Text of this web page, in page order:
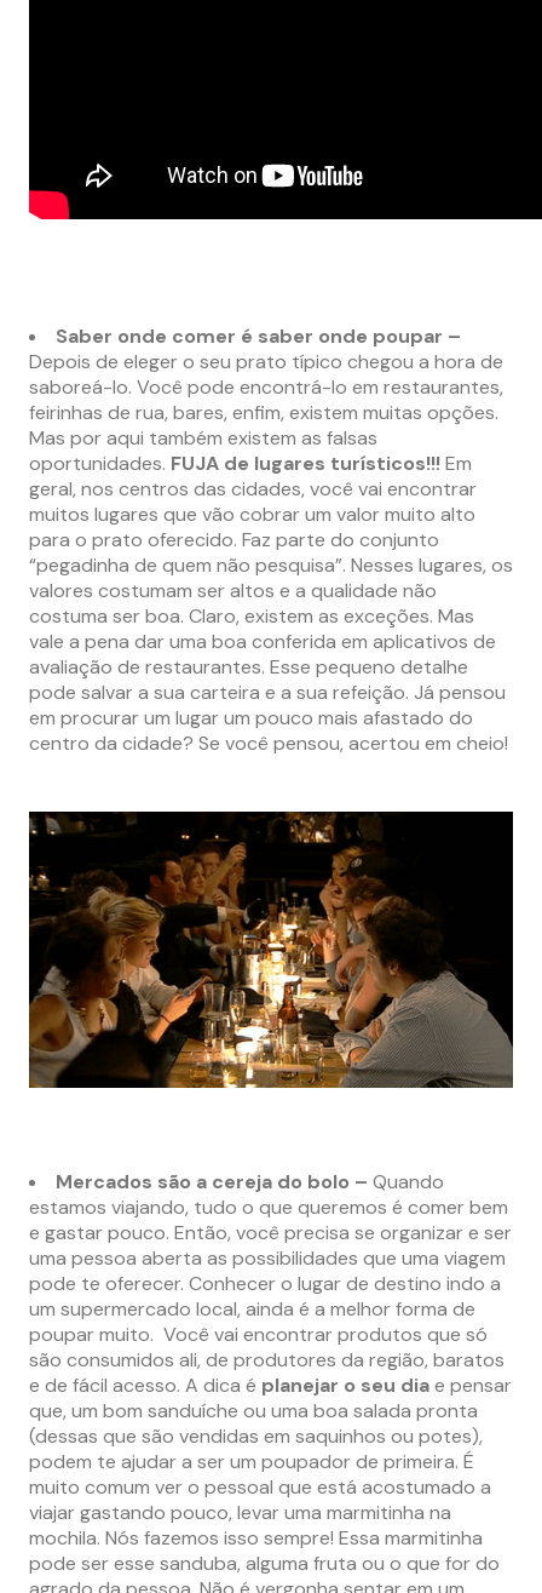
Saber onde comer é saber onde poupar –
Depois de eleger o seu prato típico chegou a hora de
saboreá-lo. Você pode encontrá-lo em restaurantes,
feirinhas de rua, bares, enfim, existem muitas opções.
Mas por aqui também existem as falsas
oportunidades. FUJA de lugares turísticos!!!Em
geral, nos centros das cidades, você vai encontrar
muitos lugares que vão cobrar um valor muito alto
para o prato oferecido. Faz parte do conjunto
“pegadinha de quem não pesquisa”. Nesses lugares, os
valores costumam ser altos e a qualidade não
costuma ser boa. Claro, existem as exceções. Mas
vale a pena dar uma boa conferida em aplicativos de
avaliação de restaurantes. Esse pequeno detalhe
pode salvar a sua carteira e a sua refeição. Já pensou
em procurar um lugar um pouco mais afastado do
centro da cidade? Se você pensou, acertou em cheio!
Mercados são a cereja do bolo – Quando
estamos viajando, tudo o que queremos é comer bem
e gastar pouco. Então, você precisa se organizar e ser
uma pessoa aberta as possibilidades que uma viagem
pode te oferecer. Conhecer o lugar de destino indo a
um supermercado local, ainda é a melhor forma de
poupar muito. Você vai encontrar produtos que só
são consumidos ali, de produtores da região, baratos
e de fácil acesso. A dica é planejar o seu diae pensar
que, um bom sanduíche ou uma boa salada pronta
(dessas que são vendidas em saquinhos ou potes),
podem te ajudar a ser um poupador de primeira. É
muito comum ver o pessoal que está acostumado a
viajar gastando pouco, levar uma marmitinha na
mochila. Nós fazemos isso sempre! Essa marmitinha
pode ser esse sanduba, alguma fruta ou o que for do